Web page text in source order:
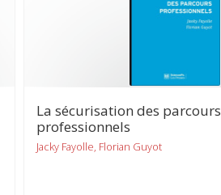
La sécurisation des parcours
professionnels
Jacky Fayolle, Florian Guyot